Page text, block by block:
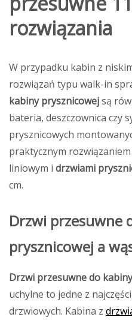
rozwiązania
W przypadku kabin z
rozwiązań typu walk-in
kabiny prysznicowejsą
bateria, deszczownica czy
prysznicowych
praktycznym
liniowym i drzwiami
cm.
Drzwi przesuwne
prysznicowej a
Drzwi przesuwne do
uchylne to jedne z
drzwiowych. Kabina z